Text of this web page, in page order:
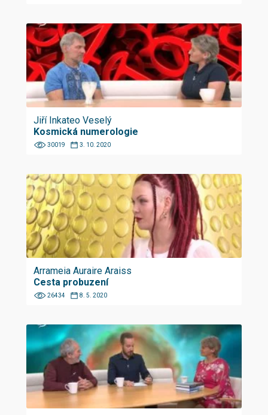
Jiří Inkateo Veselý
Kosmická numerologie
30019 3. 10. 2020
Arrameia Auraire Araiss
Cesta probuzení
26434 8. 5. 2020